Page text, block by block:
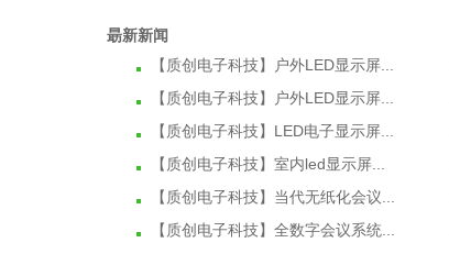
朂新新闻
【质创电子科技】户外LED显示屏...
【质创电子科技】户外LED显示屏...
【质创电子科技】LED电子显示屏...
【质创电子科技】室内led显示屏...
【质创电子科技】当代无纸化会议...
【质创电子科技】全数字会议系统...